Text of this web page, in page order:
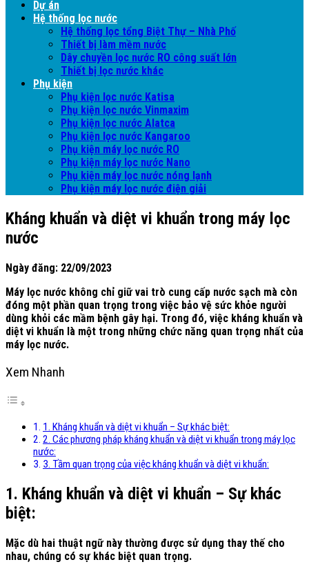
Dự án
Hệ thống lọc nước
Hệ thống lọc tổng Biệt Thự – Nhà Phố
Thiết bị làm mềm nước
Dây chuyền lọc nước RO công suất lớn
Thiết bị lọc nước khác
Phụ kiện
Phụ kiện lọc nước Katisa
Phụ kiện lọc nước Vinmaxim
Phụ kiện lọc nước Alatca
Phụ kiện lọc nước Kangaroo
Phụ kiện máy lọc nước RO
Phụ kiện máy lọc nước Nano
Phụ kiện máy lọc nước nóng lạnh
Phụ kiện máy lọc nước điện giải
Kháng khuẩn và diệt vi khuẩn trong máy lọc
nước
Ngày đăng: 22/09/2023
Máy lọc nước không chỉ giữ vai trò cung cấp nước sạch mà còn
đóng một phần quan trọng trong việc bảo vệ sức khỏe người
dùng khỏi các mầm bệnh gây hại. Trong đó, việc kháng khuẩn và
diệt vi khuẩn là một trong những chức năng quan trọng nhất của
máy lọc nước.
Xem Nhanh
1. Kháng khuẩn và diệt vi khuẩn – Sự khác biệt:
2. Các phương pháp kháng khuẩn và diệt vi khuẩn trong máy lọc
nước:
3. Tầm quan trọng của việc kháng khuẩn và diệt vi khuẩn:
1. Kháng khuẩn và diệt vi khuẩn – Sự khác
biệt:
Mặc dù hai thuật ngữ này thường được sử dụng thay thế cho
nhau, chúng có sự khác biệt quan trọng.